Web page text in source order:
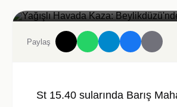
Paylaş
St 15.40 sularında Barış